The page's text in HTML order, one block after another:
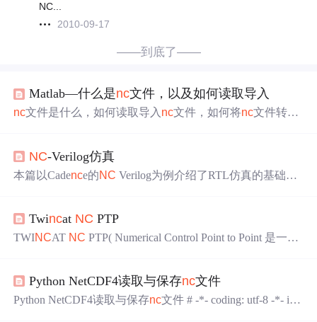
NC...
2010-09-17
——到底了——
Matlab—什么是nc文件，以及如何读取导入
nc文件是什么，如何读取导入 nc文件，如何将nc文件转化
NC-Verilog仿真
本篇以Cadence的NC Verilog为例介绍了RTL仿真的基础知
Twincat NC PTP
TWINCAT NC PTP( Numerical Control Point to Point 是一种
TwicatNCPTP 与 Twinc
TP把电机的运动控制分为三层：PLC轴、NC轴（虚轴）、
Python NetCDF4读取与保存nc文件
Python NetCDF4读取与保存nc文件 # -*- coding: utf-8 -*- im